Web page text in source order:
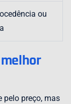
ou
pelo preço, mas